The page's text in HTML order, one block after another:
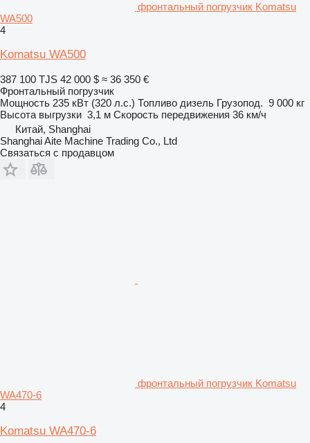
фронтальный погрузчик Komatsu
WA500
4
Komatsu WA500
387 100 TJS 42 000 $ ≈ 36 350 €
Фронтальный погрузчик
Мощность 235 кВт (320 л.с.) Топливо дизель Грузопод. 9 000 кг
Высота выгрузки 3,1 м Скорость передвижения 36 км/ч
Китай, Shanghai
Shanghai Aite Machine Trading Co., Ltd
Связаться с продавцом
фронтальный погрузчик Komatsu
WA470-6
4
Komatsu WA470-6